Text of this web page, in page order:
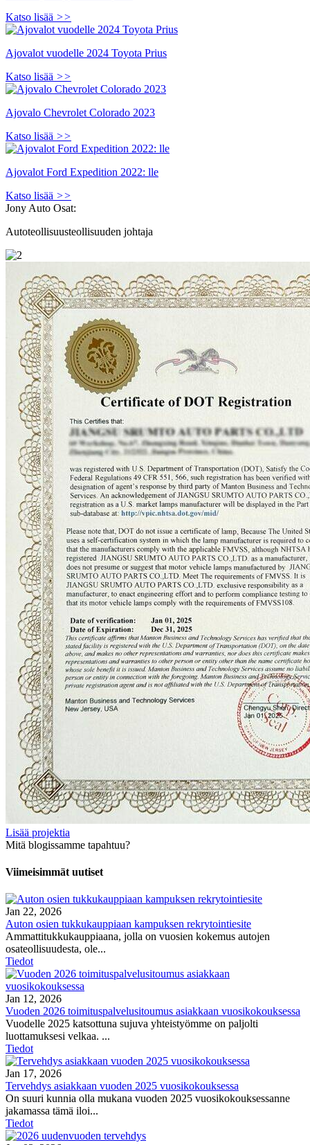
Katso lisää >>
Ajovalot vuodelle 2024 Toyota Prius
Katso lisää >>
Ajovalo Chevrolet Colorado 2023
Katso lisää >>
Ajovalot Ford Expedition 2022: lle
Katso lisää >>
Jony Auto Osat:
Autoteollisuusteollisuuden johtaja
Lisää projektia
Mitä blogissamme tapahtuu?
Viimeisimmät uutiset
Jan 22, 2026
Auton osien tukkukauppiaan kampuksen rekrytointiesite
Ammattitukkukauppiaana, jolla on vuosien kokemus autojen
osateollisuudesta, ole...
Tiedot
Jan 12, 2026
Vuoden 2026 toimituspalvelusitoumus asiakkaan vuosikokouksessa
Vuodelle 2025 katsottuna sujuva yhteistyömme on paljolti
luottamuksesi velkaa. ...
Tiedot
Jan 17, 2026
Tervehdys asiakkaan vuoden 2025 vuosikokouksessa
On suuri kunnia olla mukana vuoden 2025 vuosikokouksessanne
jakamassa tämä iloi...
Tiedot